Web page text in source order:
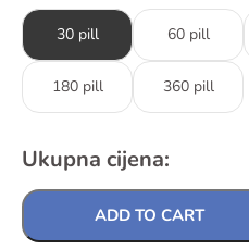
30 pill 60 pill
180 pill 360 pill
Ukupna cijena:
ADD TO CART